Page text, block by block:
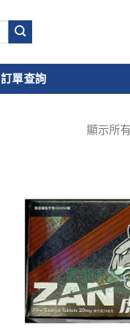
訂單查詢
顯示所有